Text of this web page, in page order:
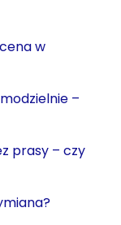
w
–
prasy – czy